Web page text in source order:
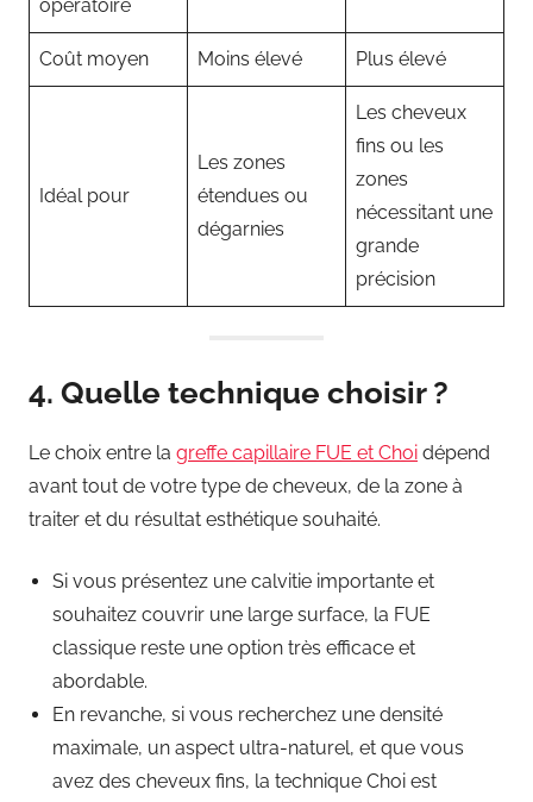
opératoire
Coût moyen Moins élevé Plus élevé
Idéal pour
Les zones
étendues ou
dégarnies
Les cheveux
fins ou les
zones
nécessitant une
grande
précision
4. Quelle technique choisir ?
Le choix entre la greffe capillaire FUE et Choi dépend
avant tout de votre type de cheveux, de la zone à
traiter et du résultat esthétique souhaité.
Si vous présentez une calvitie importante et
souhaitez couvrir une large surface, la FUE
classique reste une option très efficace et
abordable.
En revanche, si vous recherchez une densité
maximale, un aspect ultra-naturel, et que vous
avez des cheveux fins, la technique Choi est